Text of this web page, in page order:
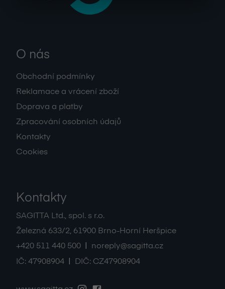
O nás
Obchodní podmínky
Reklamace a vrácení zboží
Doprava a platby
Zpracování osobních údajů
Kontakty
Cookies
Kontakty
SAGITTA Ltd., spol. s r.o.
Železná 633/2, 61900 Brno-Horní Heršpice
+420 511 440 500
noreply@sagitta.cz
IČ: 47908904 DIČ: CZ47908904